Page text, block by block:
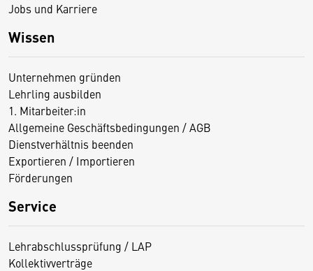
Jobs und Karriere
Wissen
Unternehmen gründen
Lehrling ausbilden
1. Mitarbeiter:in
Allgemeine Geschäftsbedingungen / AGB
Dienstverhältnis beenden
Exportieren / Importieren
Förderungen
Service
Lehrabschlussprüfung / LAP
Kollektivverträge